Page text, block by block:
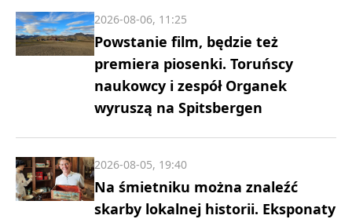
Powstanie film, będzie też
premiera piosenki. Toruńscy
naukowcy i zespół Organek
wyruszą na Spitsbergen
2026-08-06, 11:25
Na śmietniku można znaleźć
skarby lokalnej historii. Eksponaty
2026-08-05, 19:40